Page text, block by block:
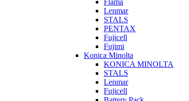
Flama
Lenmar
STALS
PENTAX
Fujicell
Fujimi
Konica Minolta
KONICA MINOLTA
STALS
Lenmar
Fujicell